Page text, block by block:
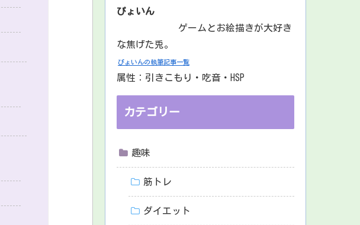
ぴょいん
ゲームとお絵描きが大好き
な焦げた兎。
ぴょいんの執筆記事一覧
属性：引きこもり・吃音・HSP
カテゴリー
趣味
筋トレ
ダイエット